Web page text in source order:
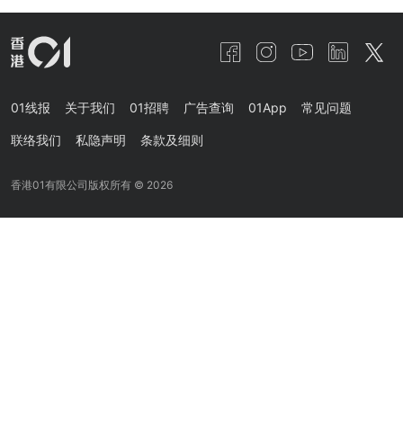
01线报 关于我们 01招聘 广告查询 01App 常见问题
联络我们 私隐声明 条款及细则
香港01有限公司版权所有 © 2026